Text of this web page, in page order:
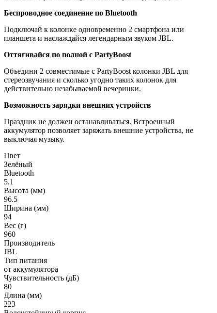
Беспроводное соединение по Bluetooth
Подключай к колонке одновременно 2 смартфона или
планшета и наслаждайся легендарным звуком JBL.
Оттягивайся по полной с PartyBoost
Объедини 2 совместимые с PartyBoost колонки JBL для
стереозвучания и сколько угодно таких колонок для
действительно незабываемой вечеринки.
Возможность зарядки внешних устройств
Праздник не должен останавливаться. Встроенный
аккумулятор позволяет заряжать внешние устройства, не
выключая музыку.
Цвет
Зелёный
Bluetooth
5.1
Высота (мм)
96.5
Ширина (мм)
94
Вес (г)
960
Производитель
JBL
Тип питания
от аккумулятора
Чувствительность (дБ)
80
Длина (мм)
223